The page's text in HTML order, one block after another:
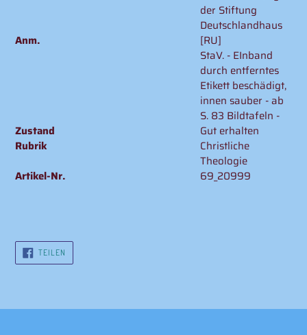
der Stiftung
Deutschlandhaus
Anm.
[RU]
StaV. - EInband
durch entferntes
Etikett beschädigt,
innen sauber - ab
S. 83 Bildtafeln -
Zustand
Gut erhalten
Rubrik
Christliche
Theologie
Artikel-Nr.
69_20999
TEILEN
TEILEN